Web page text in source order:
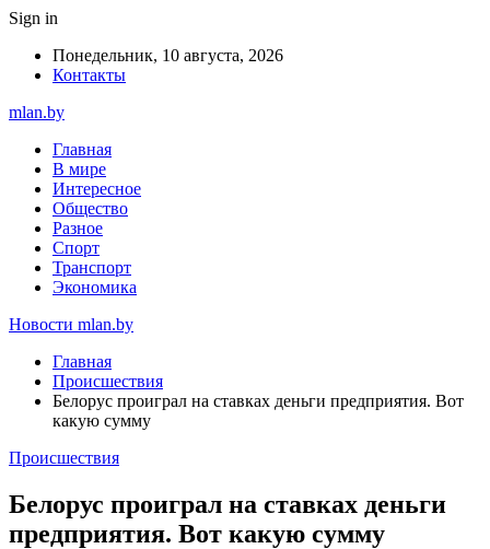
Sign in
Понедельник, 10 августа, 2026
Контакты
mlan.by
Главная
В мире
Интересное
Общество
Разное
Спорт
Транспорт
Экономика
Новости mlan.by
Главная
Происшествия
Белорус проиграл на ставках деньги предприятия. Вот
какую сумму
Происшествия
Белорус проиграл на ставках деньги
предприятия. Вот какую сумму